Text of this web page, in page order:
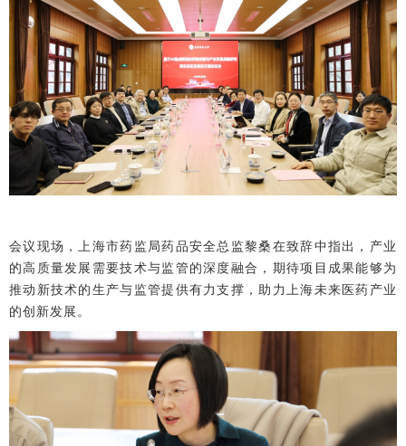
会议现场，上海市药监局药品安全总监黎桑在致辞中指出，产业
的高质量发展需要技术与监管的深度融合，期待项目成果能够为
推动新技术的生产与监管提供有力支撑，助力上海未来医药产业
的创新发展。